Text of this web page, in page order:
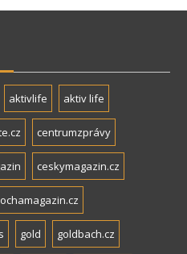
aktivlife aktiv life
centrumzprávy
ceskymagazin.cz
gold goldbach.cz